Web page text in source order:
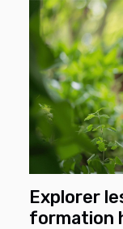
Explorer
formation